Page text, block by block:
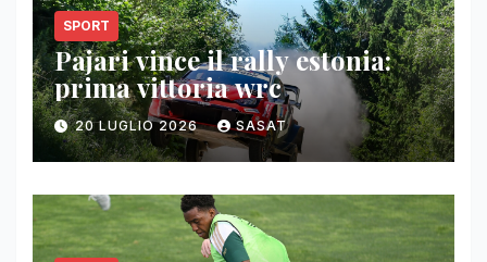
SPORT
Pajari vince il rally estonia:
prima vittoria wrc
20 LUGLIO 2026 SASAT